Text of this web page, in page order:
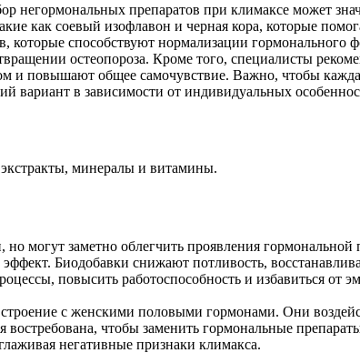
негормональных препаратов при климаксе может
как соевый изофлавон и черная кора, которые
которые способствуют нормализации
остеопороза. Кроме того, специалисты
и повышают общее самочувствие. Важно, чтобы
вариант в зависимости от индивидуальных
минералы и витамины.
могут заметно облегчить проявления
Биодобавки снижают потливость,
повысить работоспособность и избавиться от
с женскими половыми гормонами. Они
чтобы заменить гормональные
негативные признаки климакса.